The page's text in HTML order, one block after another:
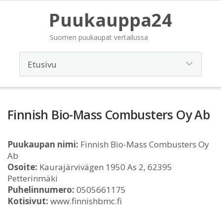
Puukauppa24
Suomen puukaupat vertailussa
Finnish Bio-Mass Combusters Oy Ab
Puukaupan nimi: Finnish Bio-Mass Combusters Oy
Ab
Osoite: Kaurajärvivägen 1950 As 2, 62395
Petterinmäki
Puhelinnumero: 0505661175
Kotisivut: www.finnishbmc.fi